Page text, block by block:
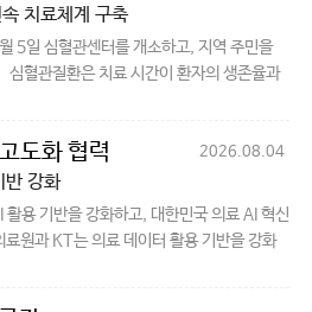
치료체계 구축
5일 심혈관센터를 개소하고, 지역 주민을
혈관질환은 치료 시간이 환자의 생존율과
도화 협력
반 강화
2026.08.04
용 기반을 강화하고, 대한민국 의료 AI 혁신
원과 KT는 의료 데이터 활용 기반을 강화